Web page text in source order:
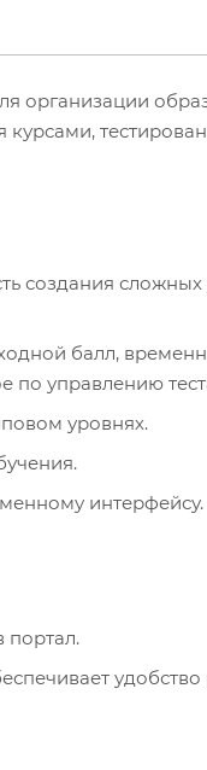
организации
создания
балл,
по управлению
уровнях.
интерфейсу.
портал.